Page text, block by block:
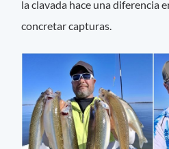
la clavada hace una diferencia
concretar capturas.